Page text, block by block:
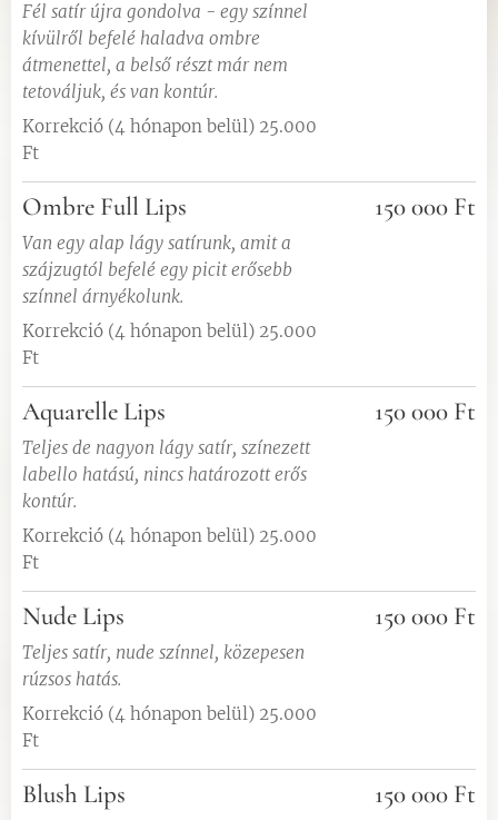
Fél satír újra gondolva - egy színnel
kívülről befelé haladva ombre
átmenettel, a belső részt már nem
tetováljuk, és van kontúr.
Korrekció (4 hónapon belül) 25.000
Ft
Ombre Full Lips
Van egy alap lágy satírunk, amit a
szájzugtól befelé egy picit erősebb
színnel árnyékolunk.
Korrekció (4 hónapon belül) 25.000
Ft
150 000 Ft
Aquarelle Lips
Teljes de nagyon lágy satír, színezett
labello hatású, nincs határozott erős
kontúr.
Korrekció (4 hónapon belül) 25.000
Ft
150 000 Ft
Nude Lips
Teljes satír, nude színnel, közepesen
rúzsos hatás.
Korrekció (4 hónapon belül) 25.000
Ft
150 000 Ft
Blush Lips 150 000 Ft